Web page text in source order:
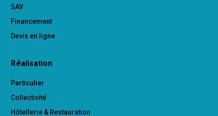
SAV
Financement
Devis en ligne
Réalisation
Particulier
Collectivité
Hôtellerie & Restauration